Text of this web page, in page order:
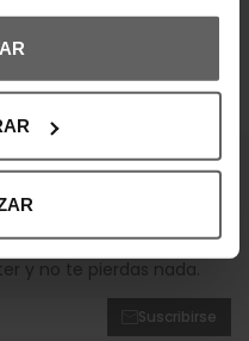
novedades y
y no te pierdas nada.
Suscribirse